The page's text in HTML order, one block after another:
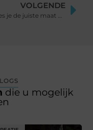
VOLGENDE
Hoe kies je de juiste maat diamantboor?
die u mogelijk